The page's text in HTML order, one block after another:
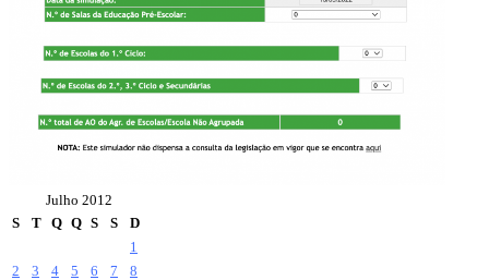
Julho 2012
S
T Q Q S S
D
1
2
3 4 5 6 7
8